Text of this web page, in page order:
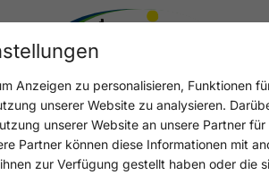
Anzeigen zu personalisieren, Funktionen
unserer Website zu analysieren.
unserer Website an unsere Partner
Partner können diese Informationen mit
zur Verfügung gestellt haben oder die